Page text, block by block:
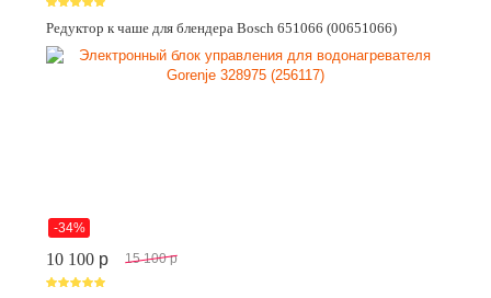
Редуктор к чаше для блендера Bosch 651066 (00651066)
-34%
10 100 p 15 100 p